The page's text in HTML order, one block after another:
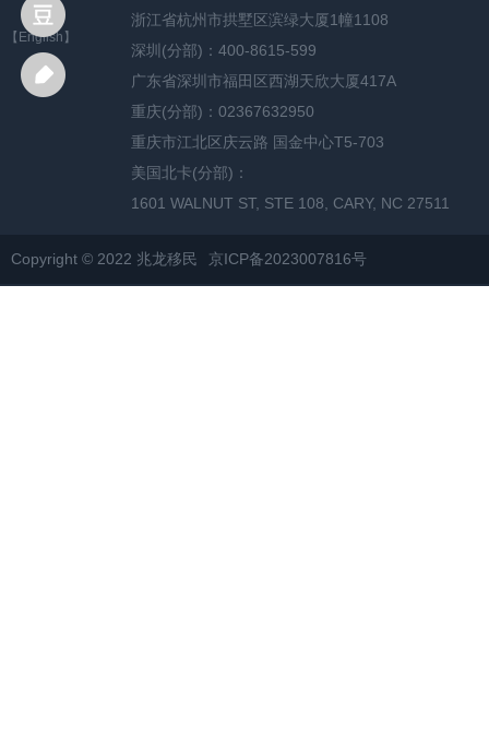
【English】
浙江省杭州市拱墅区滨绿大厦1幢1108
深圳(分部)：400-8615-599
广东省深圳市福田区西湖天欣大厦417A
重庆(分部)：02367632950
重庆市江北区庆云路 国金中心T5-703
美国北卡(分部)：
1601 WALNUT ST, STE 108, CARY, NC 27511
Copyright © 2022 兆龙移民 京ICP备2023007816号